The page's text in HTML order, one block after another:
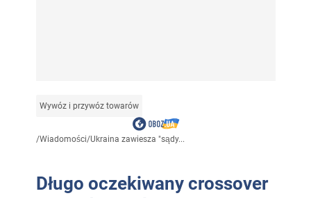
Wywóz i przywóz towarów
/Wiadomości/Ukraina zawiesza "sądy...
Długo oczekiwany crossover